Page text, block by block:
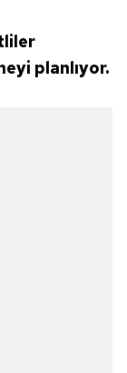
planlıyor.